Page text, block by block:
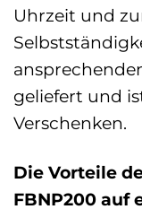
Uhrzeit und
geliefert und
Verschenken.
Die Vorteile
FBNP200 auf